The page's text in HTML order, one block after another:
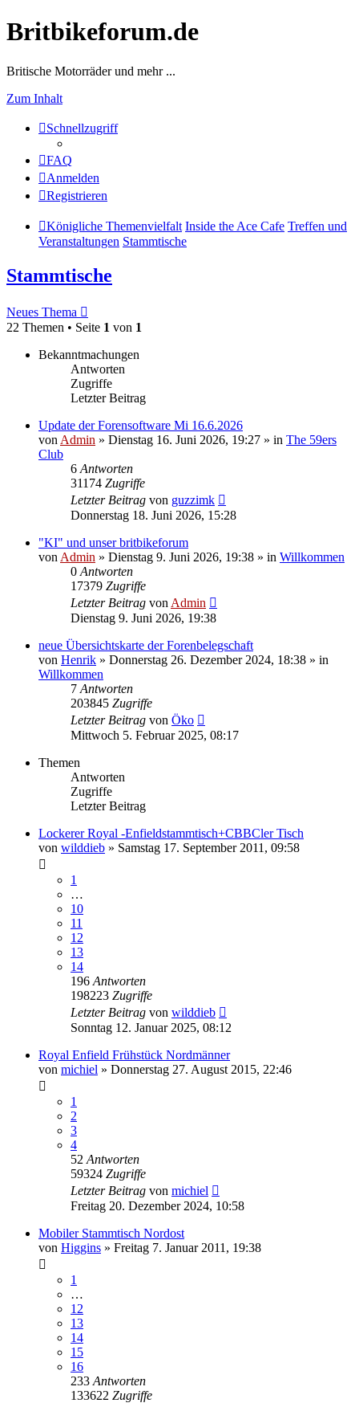
Britbikeforum.de
Britische Motorräder und mehr ...
Zum Inhalt
Schnellzugriff
FAQ
Anmelden
Registrieren
Königliche Themenvielfalt Inside the Ace Cafe Treffen und
Veranstaltungen Stammtische
Stammtische
Neues Thema
22 Themen • Seite 1 von 1
Bekanntmachungen
Antworten
Zugriffe
Letzter Beitrag
Update der Forensoftware Mi 16.6.2026
von Admin » Dienstag 16. Juni 2026, 19:27 » in The 59ers
Club
6 Antworten
31174 Zugriffe
Letzter Beitrag von guzzimk
Donnerstag 18. Juni 2026, 15:28
"KI" und unser britbikeforum
von Admin » Dienstag 9. Juni 2026, 19:38 » in Willkommen
0 Antworten
17379 Zugriffe
Letzter Beitrag von Admin
Dienstag 9. Juni 2026, 19:38
neue Übersichtskarte der Forenbelegschaft
von Henrik » Donnerstag 26. Dezember 2024, 18:38 » in
Willkommen
7 Antworten
203845 Zugriffe
Letzter Beitrag von Öko
Mittwoch 5. Februar 2025, 08:17
Themen
Antworten
Zugriffe
Letzter Beitrag
Lockerer Royal -Enfieldstammtisch+CBBCler Tisch
von wilddieb » Samstag 17. September 2011, 09:58
1
…
10
11
12
13
14
196 Antworten
198223 Zugriffe
Letzter Beitrag von wilddieb
Sonntag 12. Januar 2025, 08:12
Royal Enfield Frühstück Nordmänner
von michiel » Donnerstag 27. August 2015, 22:46
1
2
3
4
52 Antworten
59324 Zugriffe
Letzter Beitrag von michiel
Freitag 20. Dezember 2024, 10:58
Mobiler Stammtisch Nordost
von Higgins » Freitag 7. Januar 2011, 19:38
1
…
12
13
14
15
16
233 Antworten
133622 Zugriffe